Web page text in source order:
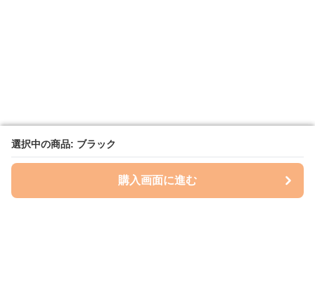
選択中の商品: ブラック
購入画面に進む
選択中の商品: ブラック
購入画面に進む